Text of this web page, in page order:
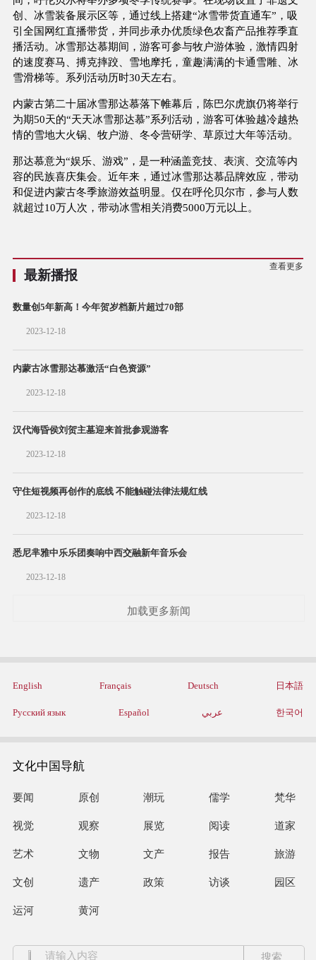
创、冰雪装备展示区等，通过线上搭建“冰雪带货直通车”，吸
引全国网红直播带货，并同步承办优质绿色农畜产品推荐季直
播活动。冰雪那达慕期间，游客可参与牧户游体验，激情四射
的速度赛马、搏克摔跤、雪地摩托，童趣满满的卡通雪雕、冰
雪滑梯等。系列活动历时30天左右。
内蒙古第二十届冰雪那达慕落下帷幕后，陈巴尔虎旗仍将举行
为期50天的“天天冰雪那达慕”系列活动，游客可体验越冷越热
情的雪地大火锅、牧户游、冬令营研学、草原过大年等活动。
那达慕意为“娱乐、游戏”，是一种涵盖竞技、表演、交流等内
容的民族喜庆集会。近年来，通过冰雪那达慕品牌效应，带动
和促进内蒙古冬季旅游效益明显。仅在呼伦贝尔市，参与人数
就超过10万人次，带动冰雪相关消费5000万元以上。
最新播报
查看更多
数量创5年新高！今年贺岁档新片超过70部
2023-12-18
内蒙古冰雪那达慕激活“白色资源”
2023-12-18
汉代海昏侯刘贺主墓迎来首批参观游客
2023-12-18
守住短视频再创作的底线 不能触碰法律法规红线
2023-12-18
悉尼芈雅中乐乐团奏响中西交融新年音乐会
2023-12-18
加载更多新闻
English Français Deutsch 日本語
Русский язык Español عربي 한국어
文化中国导航
要闻 原创 潮玩 儒学 梵华
视觉 观察 展览 阅读 道家
艺术 文物 文产 报告 旅游
文创 遗产 政策 访谈 园区
运河 黄河